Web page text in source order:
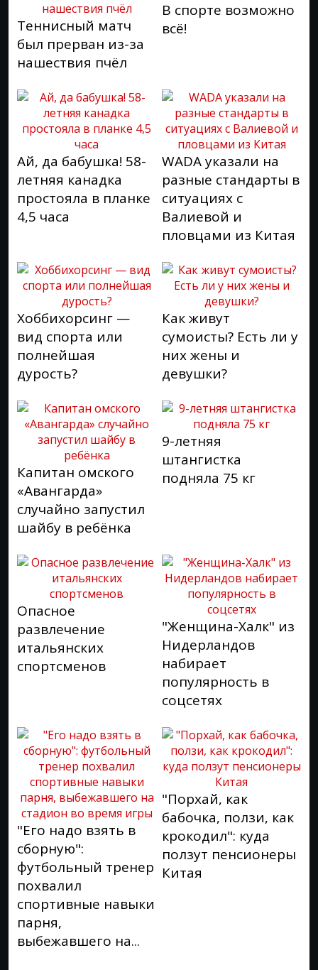
Теннисный матч
был прерван из-за
нашествия пчёл
В спорте возможно
всё!
Ай, да бабушка! 58-
летняя канадка
простояла в планке
4,5 часа
WADA указали на
разные стандарты в
ситуациях с
Валиевой и
пловцами из Китая
Хоббихорсинг —
вид спорта или
полнейшая
дурость?
Как живут
сумоисты? Есть ли у
них жены и
девушки?
Капитан омского
«Авангарда»
случайно запустил
шайбу в ребёнка
9-летняя
штангистка
подняла 75 кг
Опасное
развлечение
итальянских
спортсменов
"Женщина-Халк" из
Нидерландов
набирает
популярность в
соцсетях
"Его надо взять в
сборную":
футбольный тренер
похвалил
спортивные навыки
парня,
выбежавшего на...
"Порхай, как
бабочка, ползи, как
крокодил": куда
ползут пенсионеры
Китая